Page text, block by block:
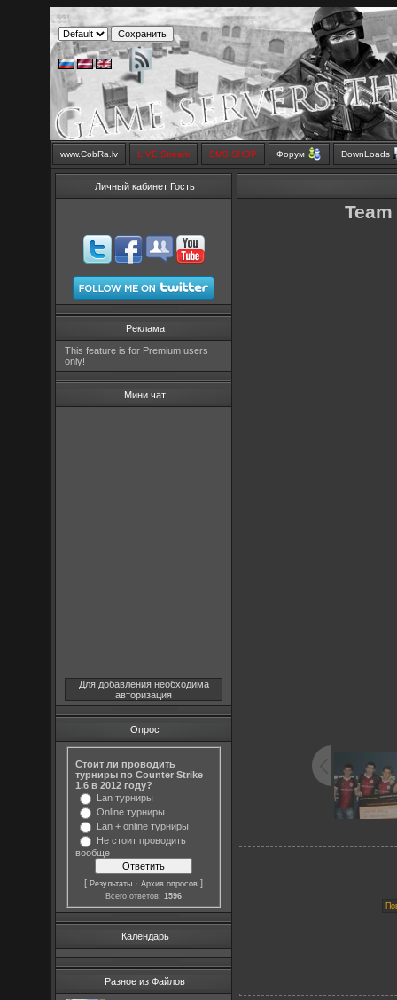
www.CobRa.lv LIVE Stream SMS SHOP Форум DownLoads
Личный кабинет Гость
Реклама
This feature is for Premium users
only!
Мини чат
Для добавления необходима
авторизация
Опрос
Стоит ли проводить
турниры по Counter Strike
1.6 в 2012 году?
Lan турниры
Online турниры
Lan + online турниры
Не стоит проводить
вообще
[Результаты ·Архив опросов ]
Всего ответов:1596
Календарь
Разное из Файлов